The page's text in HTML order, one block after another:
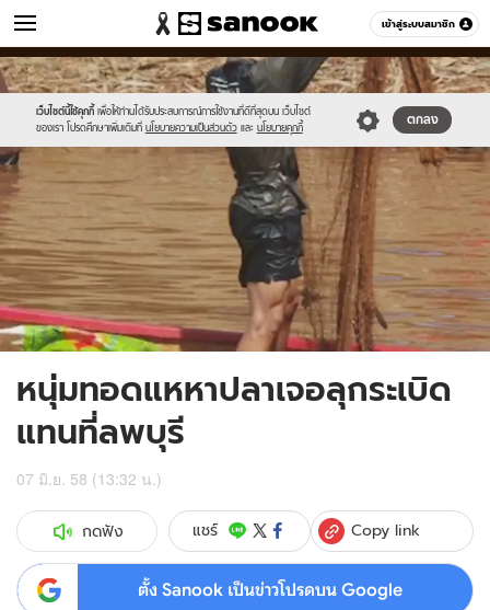
เข้าสู่ระบบสมาชิก
ข่าว หมวดอื่นๆ
เว็บไซต์นี้ใช้คุกกี้ เพื่อให้ท่านได้รับประสบการณ์การใช้งานที่ดีที่สุดบน เว็บไซต์
ของเรา โปรดศึกษาเพิ่มเติมที่ นโยบายความเป็นส่วนตัว และ นโยบายคุกกี้
ตกลง
Sanook
//s.isanook.com/sr/0/images/logo-
new-
sanook.png
600
60
//s.isanook.com/ns/0/ud/361/1808210/623245-
01.jpg
หนุ่มทอดแหหาปลาเจอลุกระเบิด
แทนที่ลพบุรี
07 มิ.ย. 58 (13:32 น.)
กดฟัง แชร์ Copy link
ตั้ง Sanook เป็นข่าวโปรดบน Google